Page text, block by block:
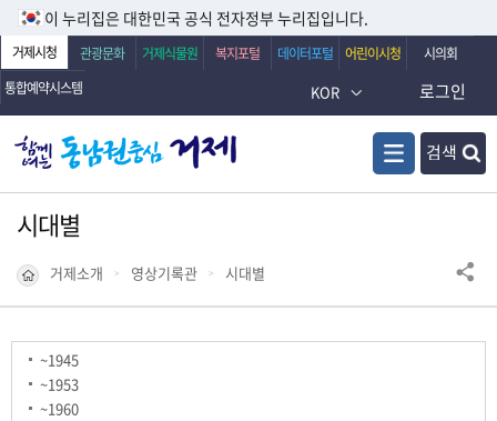
이 누리집은 대한민국 공식 전자정부 누리집입니다.
거제시청 관광문화 거제식물원 복지포털 데이터포털 어린이시청
시의회
통합예약시스템
KOR
검색
로그인
시대별
거제소개 영상기록관 시대별
~1945
~1953
~1960